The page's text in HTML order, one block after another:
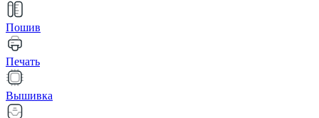
Пошив
Печать
Вышивка